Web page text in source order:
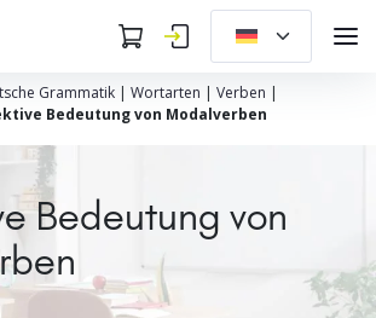
Grammatik | Wortarten | Verben |
Bedeutung von Modalverben
Bedeutung von